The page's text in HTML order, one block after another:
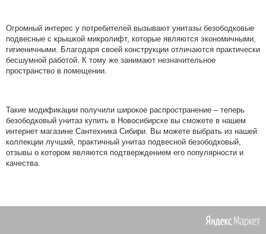
Огромный интерес у потребителей вызывают унитазы безободковые
подвесные с крышкой микролифт, которые являются экономичными,
гигиеничными. Благодаря своей конструкции отличаются практически
бесшумной работой. К тому же занимают незначительное
пространство в помещении.
Такие модификации получили широкое распространение – теперь
безободковый унитаз купить в Новосибирске вы сможете в нашем
интернет магазине Сантехника Сибири. Вы можете выбрать из нашей
коллекции лучший, практичный унитаз подвесной безободковый,
отзывы о котором являются подтверждением его популярности и
качества.